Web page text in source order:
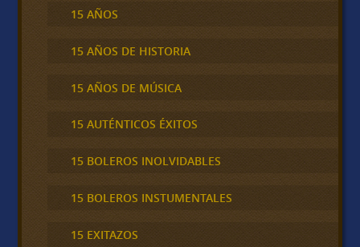
15 AÑOS
15 AÑOS DE HISTORIA
15 AÑOS DE MÚSICA
15 AUTÉNTICOS ÉXITOS
15 BOLEROS INOLVIDABLES
15 BOLEROS INSTUMENTALES
15 EXITAZOS